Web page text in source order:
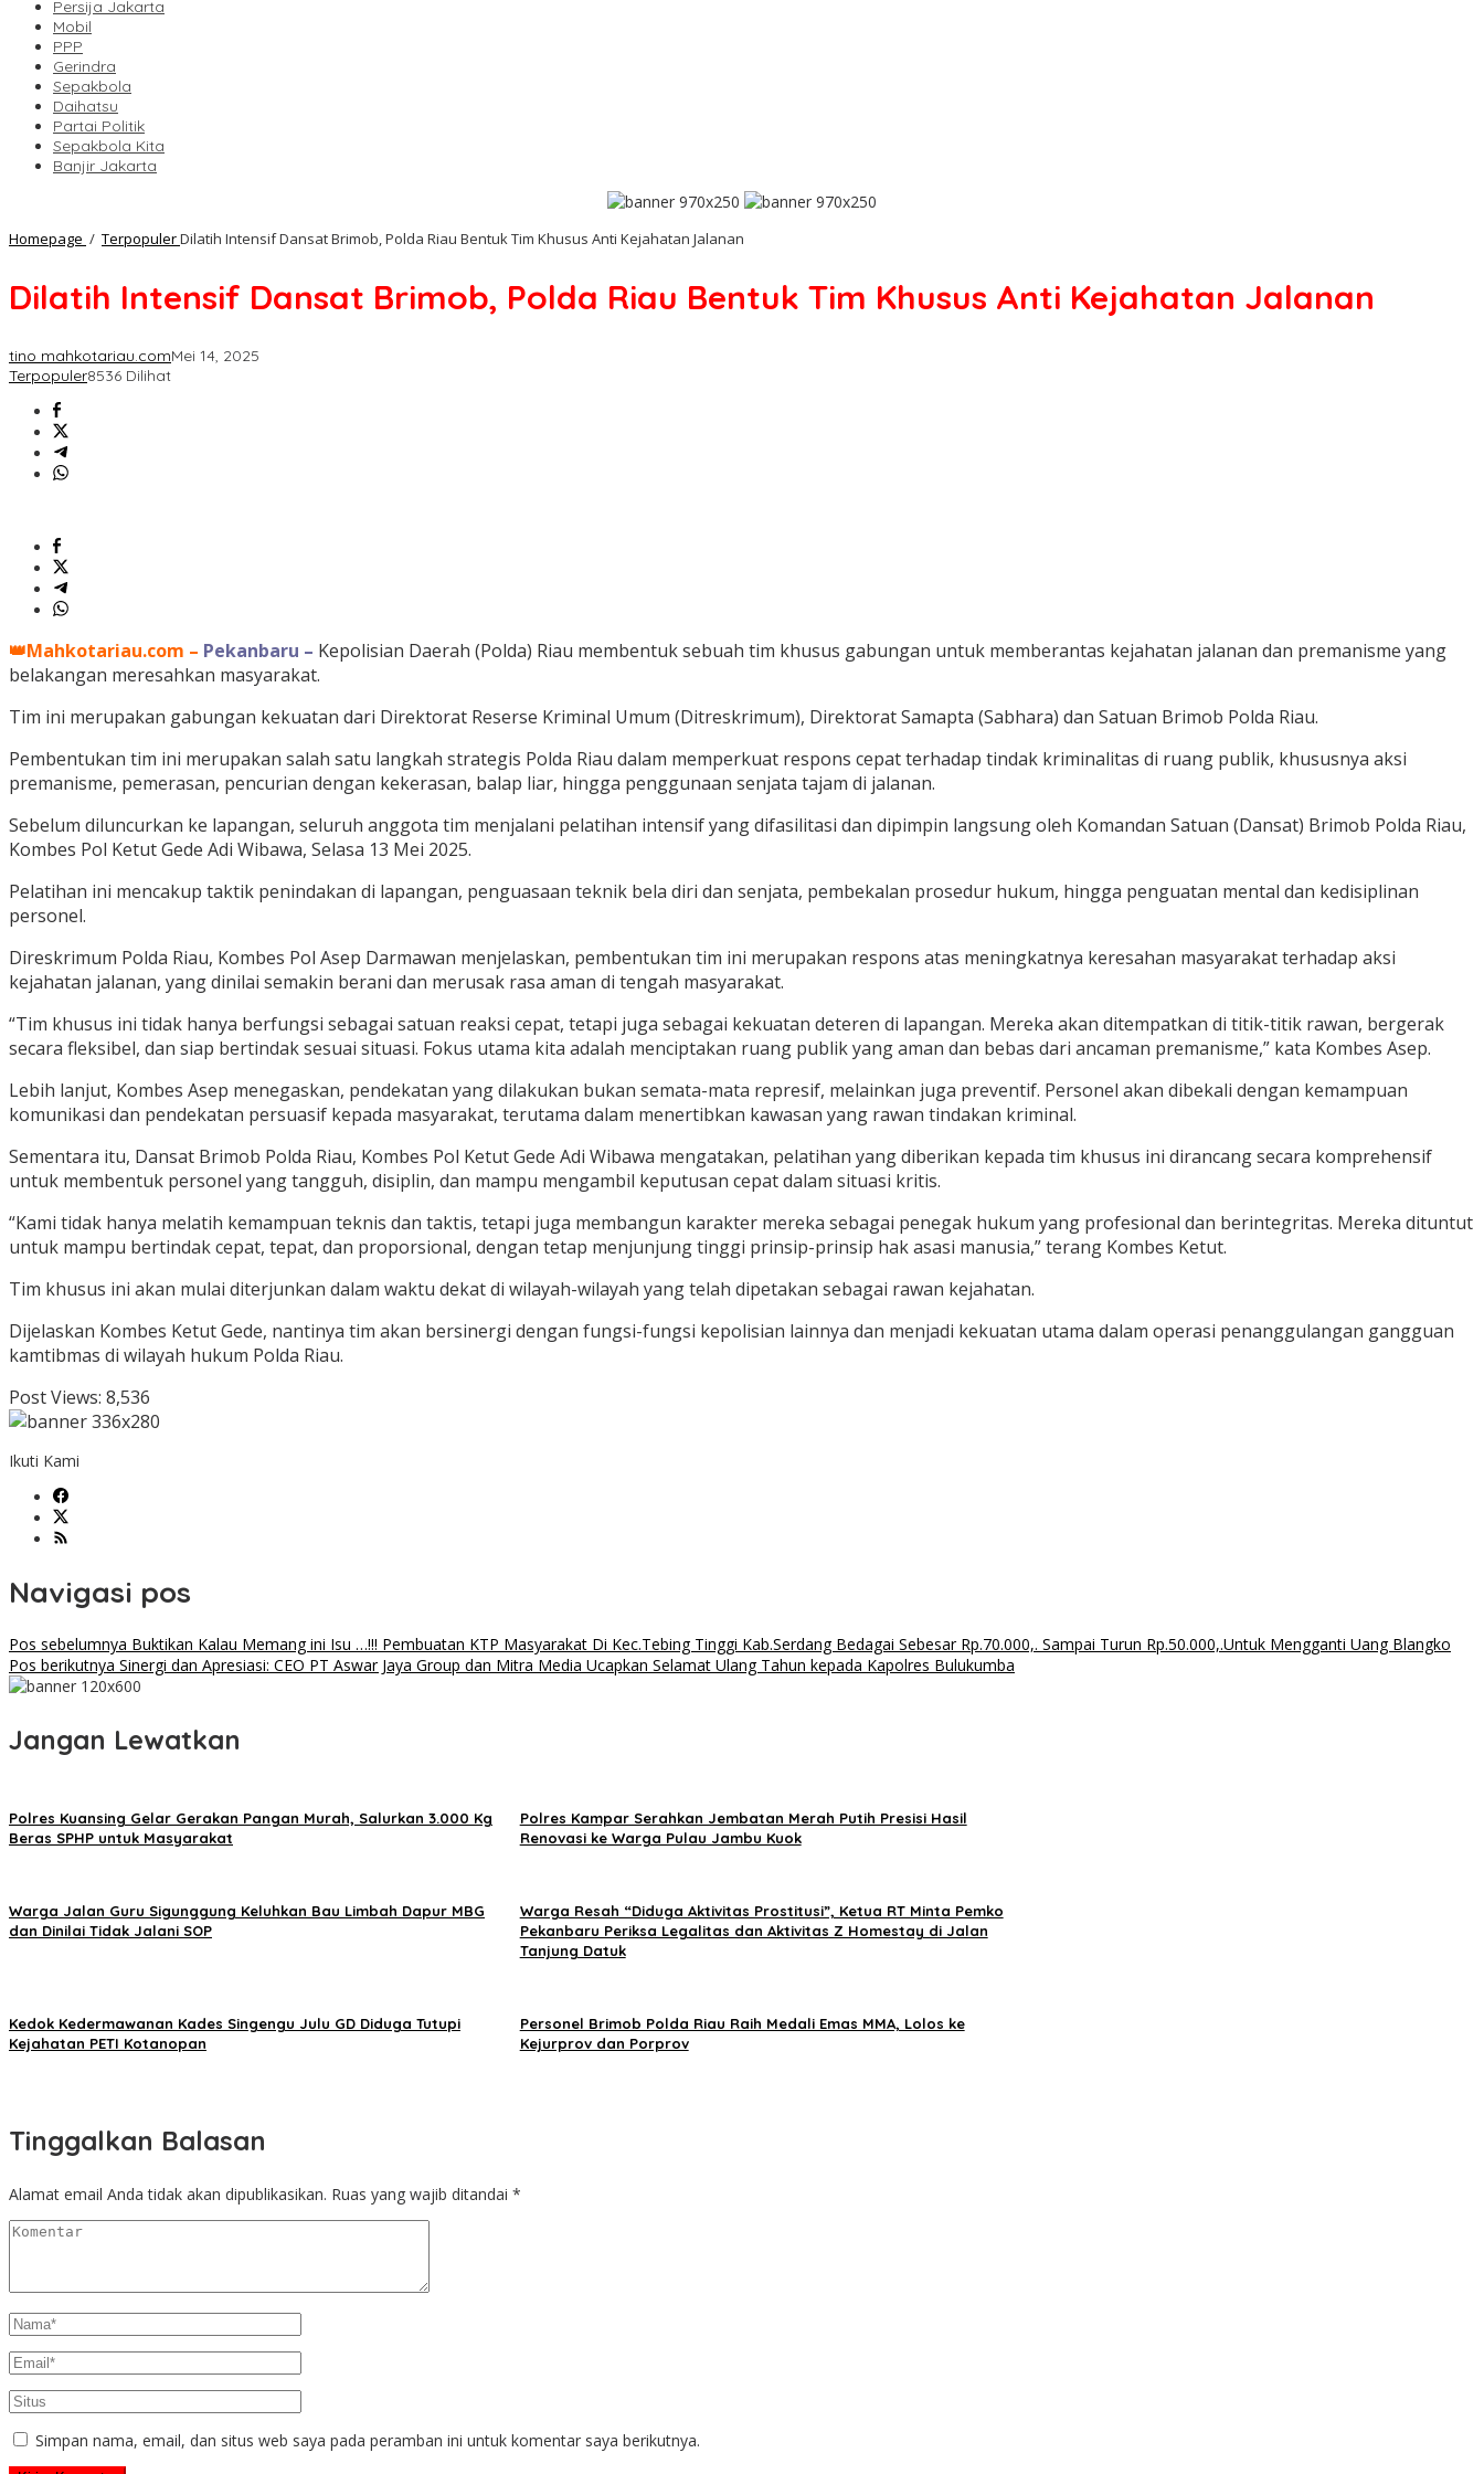
Persija Jakarta
Mobil
PPP
Gerindra
Sepakbola
Daihatsu
Partai Politik
Sepakbola Kita
Banjir Jakarta
Homepage / TerpopulerDilatih Intensif Dansat Brimob, Polda Riau Bentuk Tim Khusus Anti Kejahatan Jalanan
Dilatih Intensif Dansat Brimob, Polda Riau Bentuk Tim Khusus Anti Kejahatan Jalanan
tino mahkotariau.comMei 14, 2025
Terpopuler8536 Dilihat
👑Mahkotariau.com – Pekanbaru – Kepolisian Daerah (Polda) Riau membentuk sebuah tim khusus gabungan untuk memberantas kejahatan jalanan dan premanisme yang
belakangan meresahkan masyarakat.
Tim ini merupakan gabungan kekuatan dari Direktorat Reserse Kriminal Umum (Ditreskrimum), Direktorat Samapta (Sabhara) dan Satuan Brimob Polda Riau.
Pembentukan tim ini merupakan salah satu langkah strategis Polda Riau dalam memperkuat respons cepat terhadap tindak kriminalitas di ruang publik, khususnya aksi
premanisme, pemerasan, pencurian dengan kekerasan, balap liar, hingga penggunaan senjata tajam di jalanan.
Sebelum diluncurkan ke lapangan, seluruh anggota tim menjalani pelatihan intensif yang difasilitasi dan dipimpin langsung oleh Komandan Satuan (Dansat) Brimob Polda Riau,
Kombes Pol Ketut Gede Adi Wibawa, Selasa 13 Mei 2025.
Pelatihan ini mencakup taktik penindakan di lapangan, penguasaan teknik bela diri dan senjata, pembekalan prosedur hukum, hingga penguatan mental dan kedisiplinan
personel.
Direskrimum Polda Riau, Kombes Pol Asep Darmawan menjelaskan, pembentukan tim ini merupakan respons atas meningkatnya keresahan masyarakat terhadap aksi
kejahatan jalanan, yang dinilai semakin berani dan merusak rasa aman di tengah masyarakat.
“Tim khusus ini tidak hanya berfungsi sebagai satuan reaksi cepat, tetapi juga sebagai kekuatan deteren di lapangan. Mereka akan ditempatkan di titik-titik rawan, bergerak
secara fleksibel, dan siap bertindak sesuai situasi. Fokus utama kita adalah menciptakan ruang publik yang aman dan bebas dari ancaman premanisme,” kata Kombes Asep.
Lebih lanjut, Kombes Asep menegaskan, pendekatan yang dilakukan bukan semata-mata represif, melainkan juga preventif. Personel akan dibekali dengan kemampuan
komunikasi dan pendekatan persuasif kepada masyarakat, terutama dalam menertibkan kawasan yang rawan tindakan kriminal.
Sementara itu, Dansat Brimob Polda Riau, Kombes Pol Ketut Gede Adi Wibawa mengatakan, pelatihan yang diberikan kepada tim khusus ini dirancang secara komprehensif
untuk membentuk personel yang tangguh, disiplin, dan mampu mengambil keputusan cepat dalam situasi kritis.
“Kami tidak hanya melatih kemampuan teknis dan taktis, tetapi juga membangun karakter mereka sebagai penegak hukum yang profesional dan berintegritas. Mereka dituntut
untuk mampu bertindak cepat, tepat, dan proporsional, dengan tetap menjunjung tinggi prinsip-prinsip hak asasi manusia,” terang Kombes Ketut.
Tim khusus ini akan mulai diterjunkan dalam waktu dekat di wilayah-wilayah yang telah dipetakan sebagai rawan kejahatan.
Dijelaskan Kombes Ketut Gede, nantinya tim akan bersinergi dengan fungsi-fungsi kepolisian lainnya dan menjadi kekuatan utama dalam operasi penanggulangan gangguan
kamtibmas di wilayah hukum Polda Riau.
Post Views: 8,536
Ikuti Kami
Navigasi pos
Pos sebelumnya Buktikan Kalau Memang ini Isu …!!! Pembuatan KTP Masyarakat Di Kec.Tebing Tinggi Kab.Serdang Bedagai Sebesar Rp.70.000,. Sampai Turun Rp.50.000,.Untuk Mengganti Uang Blangko
Pos berikutnya Sinergi dan Apresiasi: CEO PT Aswar Jaya Group dan Mitra Media Ucapkan Selamat Ulang Tahun kepada Kapolres Bulukumba
Jangan Lewatkan
Polres Kuansing Gelar Gerakan Pangan Murah, Salurkan 3.000 Kg
Beras SPHP untuk Masyarakat
Polres Kampar Serahkan Jembatan Merah Putih Presisi Hasil
Renovasi ke Warga Pulau Jambu Kuok
Warga Jalan Guru Sigunggung Keluhkan Bau Limbah Dapur MBG
dan Dinilai Tidak Jalani SOP
Warga Resah “Diduga Aktivitas Prostitusi”, Ketua RT Minta Pemko
Pekanbaru Periksa Legalitas dan Aktivitas Z Homestay di Jalan
Tanjung Datuk
Kedok Kedermawanan Kades Singengu Julu GD Diduga Tutupi
Kejahatan PETI Kotanopan
Personel Brimob Polda Riau Raih Medali Emas MMA, Lolos ke
Kejurprov dan Porprov
Tinggalkan Balasan
Alamat email Anda tidak akan dipublikasikan. Ruas yang wajib ditandai *
Simpan nama, email, dan situs web saya pada peramban ini untuk komentar saya berikutnya.